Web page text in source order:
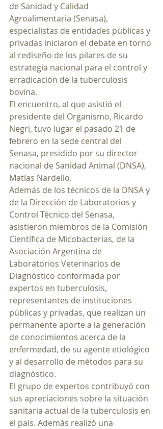
de Sanidad y Calidad
Agroalimentaria (Senasa),
especialistas de entidades públicas y
privadas iniciaron el debate en torno
al rediseño de los pilares de su
estrategia nacional para el control y
erradicación de la tuberculosis
bovina.
El encuentro, al que asistió el
presidente del Organismo, Ricardo
Negri, tuvo lugar el pasado 21 de
febrero en la sede central del
Senasa, presidido por su director
nacional de Sanidad Animal (DNSA),
Matías Nardello.
Además de los técnicos de la DNSA y
de la Dirección de Laboratorios y
Control Técnico del Senasa,
asistieron miembros de la Comisión
Científica de Micobacterias, de la
Asociación Argentina de
Laboratorios Veterinarios de
Diagnóstico conformada por
expertos en tuberculosis,
representantes de instituciones
públicas y privadas, que realizan un
permanente aporte a la generación
de conocimientos acerca de la
enfermedad, de su agente etiológico
y al desarrollo de métodos para su
diagnóstico.
El grupo de expertos contribuyó con
sus apreciaciones sobre la situación
sanitaria actual de la tuberculosis en
el país. Además realizó una